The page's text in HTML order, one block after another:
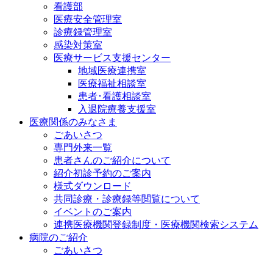
看護部
医療安全管理室
診療録管理室
感染対策室
医療サービス支援センター
地域医療連携室
医療福祉相談室
患者･看護相談室
入退院療養支援室
医療関係のみなさま
ごあいさつ
専門外来一覧
患者さんのご紹介について
紹介初診予約のご案内
様式ダウンロード
共同診療・診療録等閲覧について
イベントのご案内
連携医療機関登録制度・医療機関検索システム
病院のご紹介
ごあいさつ